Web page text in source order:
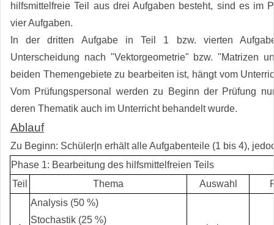
hilfsmittelfreie Teil aus drei Aufgaben besteht, sind es im
vier Aufgaben.
In der dritten Aufgabe in Teil 1 bzw. vierten
Unterscheidung nach "Vektorgeometrie" bzw. "Matrizen
beiden Themengebiete zu bearbeiten ist, hängt vom
Vom Prüfungspersonal werden zu Beginn der Prüfung
deren Thematik auch im Unterricht behandelt wurde.
Ablauf
Zu Beginn: Schüler|n erhält alle Aufgabenteile (1 bis 4),
Phase 1: Bearbeitung des hilfsmittelfreien Teils
Teil
Thema Auswahl
Analysis (50 %)
Stochastik (25 %)